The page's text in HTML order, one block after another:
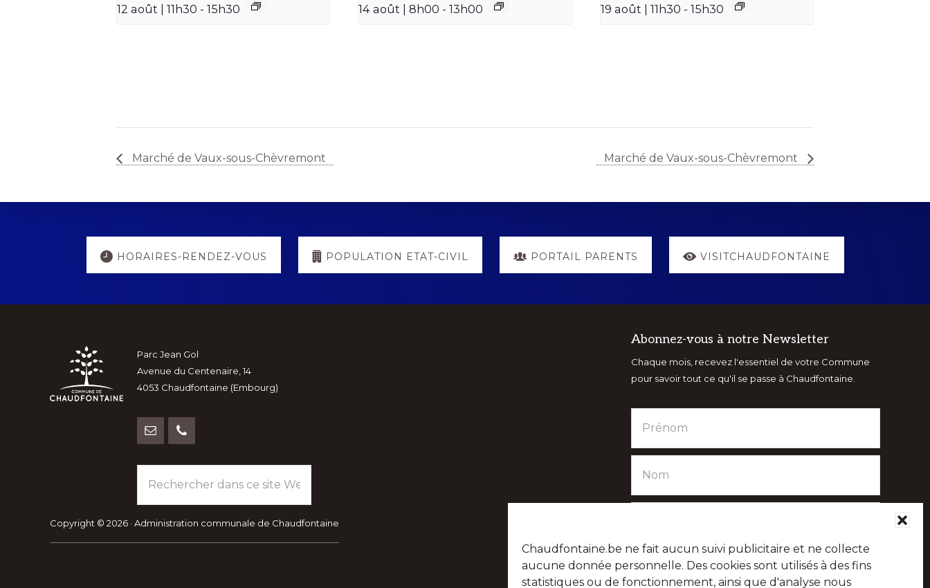
Chaudfontaine.be ne fait aucun suivi publicitaire et ne collecte
aucune donnée personnelle. Des cookies sont utilisés à des fins
statistiques ou de fonctionnement, ainsi que d'analyse nous
12 août | 11h30 - 15h30 14 août | 8h00 - 13h00 19 août | 11h30 - 15h30
Marché de Vaux-sous-Chèvremont Marché de Vaux-sous-Chèvremont
Explore
more
HORAIRES-RENDEZ-VOUS POPULATION ETAT-CIVIL PORTAIL PARENTS VISITCHAUDFONTAINE
Footer
Parc Jean Gol
Avenue du Centenaire, 14
4053 Chaudfontaine (Embourg)
dans
ce
site
Copyright © 2026 · Administration communale de Chaudfontaine
Abonnez-vous à notre Newsletter
Chaque mois, recevez l'essentiel de votre Commune
pour savoir tout ce qu'il se passe à Chaudfontaine.